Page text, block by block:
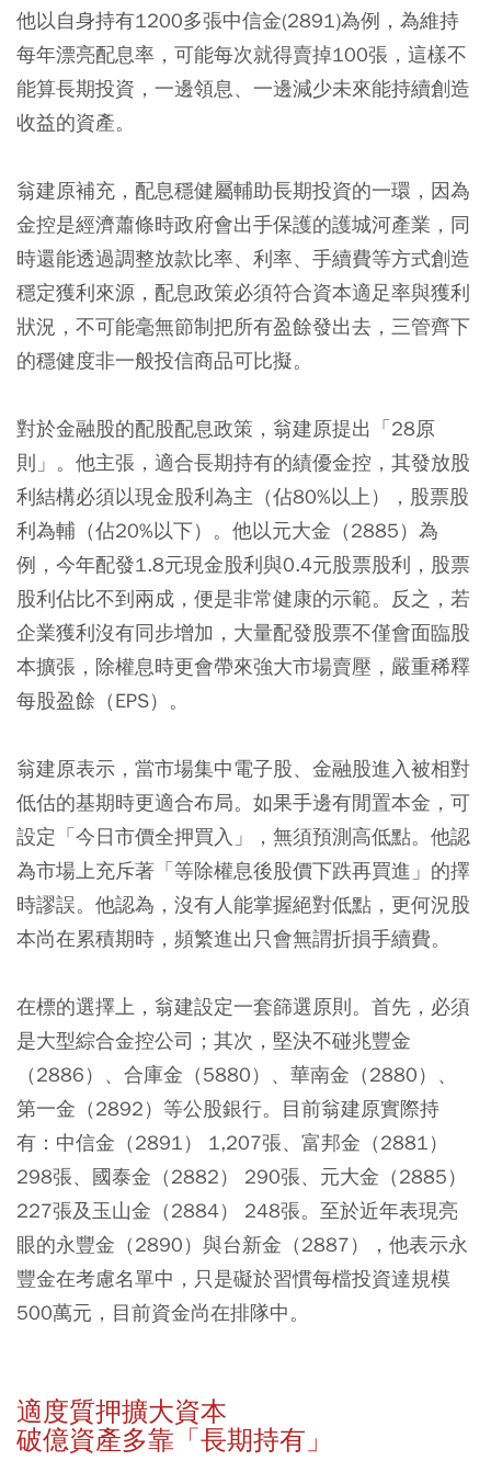
他以自身持有1200多張中信金(2891)為例，為維持
每年漂亮配息率，可能每次就得賣掉100張，這樣不
能算長期投資，一邊領息、一邊減少未來能持續創造
收益的資產。
翁建原補充，配息穩健屬輔助長期投資的一環，因為
金控是經濟蕭條時政府會出手保護的護城河產業，同
時還能透過調整放款比率、利率、手續費等方式創造
穩定獲利來源，配息政策必須符合資本適足率與獲利
狀況，不可能毫無節制把所有盈餘發出去，三管齊下
的穩健度非一般投信商品可比擬。
對於金融股的配股配息政策，翁建原提出「28原
則」。他主張，適合長期持有的績優金控，其發放股
利結構必須以現金股利為主（佔80%以上），股票股
利為輔（佔20%以下）。他以元大金（2885）為
例，今年配發1.8元現金股利與0.4元股票股利，股票
股利佔比不到兩成，便是非常健康的示範。反之，若
企業獲利沒有同步增加，大量配發股票不僅會面臨股
本擴張，除權息時更會帶來強大市場賣壓，嚴重稀釋
每股盈餘（EPS）。
翁建原表示，當市場集中電子股、金融股進入被相對
低估的基期時更適合布局。如果手邊有閒置本金，可
設定「今日市價全押買入」，無須預測高低點。他認
為市場上充斥著「等除權息後股價下跌再買進」的擇
時謬誤。他認為，沒有人能掌握絕對低點，更何況股
本尚在累積期時，頻繁進出只會無謂折損手續費。
在標的選擇上，翁建設定一套篩選原則。首先，必須
是大型綜合金控公司；其次，堅決不碰兆豐金
（2886）、合庫金（5880）、華南金（2880）、
第一金（2892）等公股銀行。目前翁建原實際持
有： 中信金（2891） 1,207張、 富邦金（2881）
298張、 國泰金（2882） 290張、 元大金（2885）
227張及玉山金（2884）
248張。至於近年表現亮
眼的永豐金（2890） 與台新金（2887）
，他表示永
豐金在考慮名單中，只是礙於習慣每檔投資達規模
500萬元，目前資金尚在排隊中。
適度質押擴大資本
破億資產多靠「長期持有」